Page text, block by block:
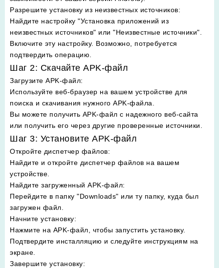
Разрешите установку из неизвестных источников:
Найдите настройку "Установка приложений из
неизвестных источников" или "Неизвестные источники".
Включите эту настройку. Возможно, потребуется
подтвердить операцию.
Шаг 2: Скачайте APK-файл
Загрузите APK-файл:
Используйте веб-браузер на вашем устройстве для
поиска и скачивания нужного APK-файла.
Вы можете получить APK-файл с надежного веб-сайта
или получить его через другие проверенные источники.
Шаг 3: Установите APK-файл
Откройте диспетчер файлов:
Найдите и откройте диспетчер файлов на вашем
устройстве.
Найдите загруженный APK-файл:
Перейдите в папку "Downloads" или ту папку, куда был
загружен файл.
Начните установку:
Нажмите на APK-файл, чтобы запустить установку.
Подтвердите инсталляцию и следуйте инструкциям на
экране.
Завершите установку: